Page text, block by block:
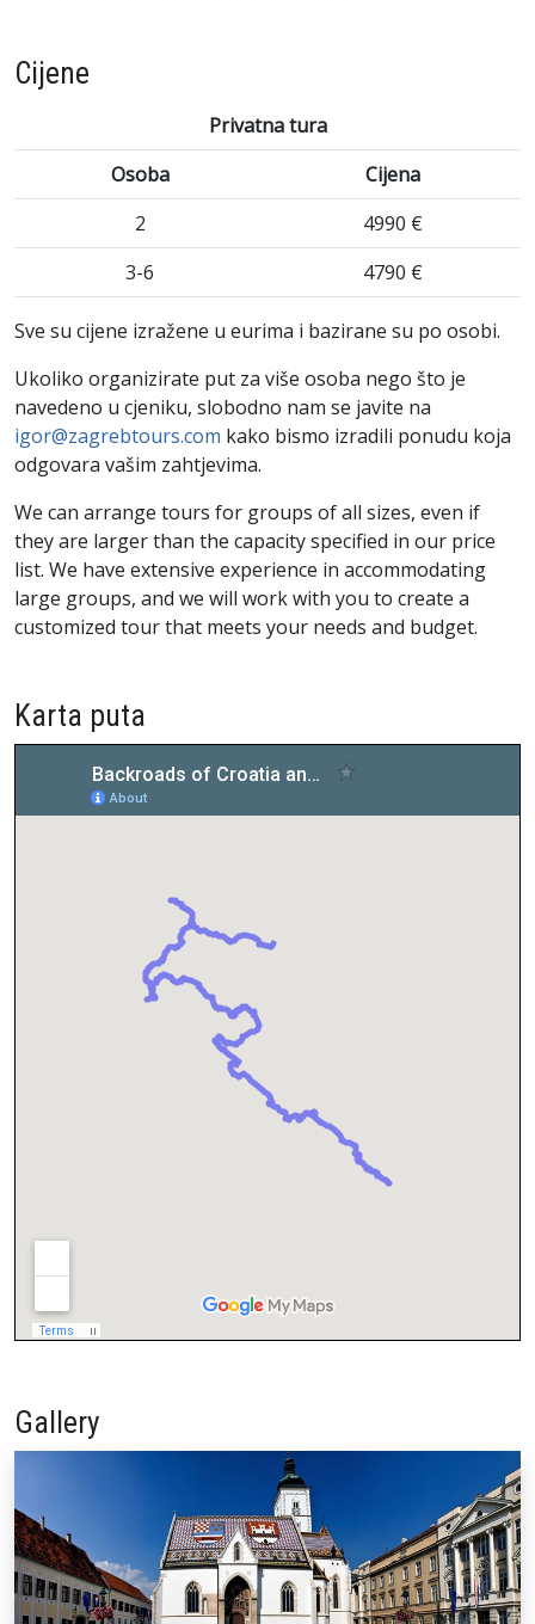
Cijene
Privatna tura
Osoba
Cijena
2
4990 €
3-6
4790 €
Sve su cijene izražene u eurima i bazirane su po osobi.
Ukoliko organizirate put za više osoba nego što je
navedeno u cjeniku, slobodno nam se javite na
igor@zagrebtours.com kako bismo izradili ponudu koja
odgovara vašim zahtjevima.
We can arrange tours for groups of all sizes, even if
they are larger than the capacity specified in our price
list. We have extensive experience in accommodating
large groups, and we will work with you to create a
customized tour that meets your needs and budget.
Karta puta
Gallery